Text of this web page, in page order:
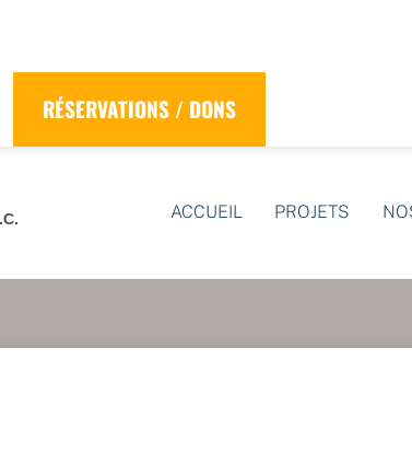
RÉSERVATIONS / DONS
ACCUEIL PROJETS